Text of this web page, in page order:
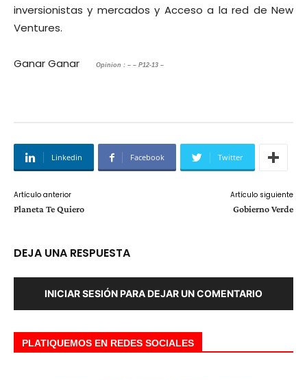
inversionistas y mercados y Acceso a la red de New
Ventures.
Ganar Ganar Opinion : – – P12-13 –
Linkedin Facebook Twitter
Artículo anterior
Planeta Te Quiero
Artículo siguiente
Gobierno Verde
DEJA UNA RESPUESTA
INICIAR SESIÓN PARA DEJAR UN COMENTARIO
PLATIQUEMOS EN REDES SOCIALES